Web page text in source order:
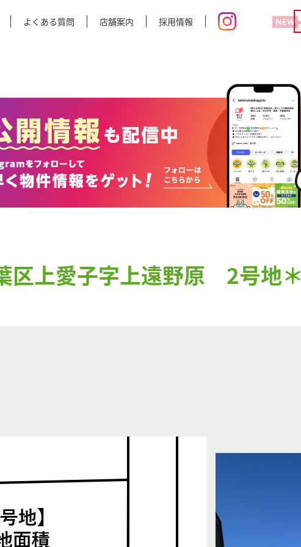
よくある質問 店舗案内 採用情報
区上愛子字上遠野原 2号地＊